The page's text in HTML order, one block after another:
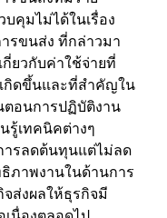
คุมไม่ได้ในเรื่อง
รขนส่ง ที่กล่าวมา
กี่ยวกับค่าใช้จ่ายที่
กิดขึ้นและที่สำคัญใน
อนการปฏิบัติงาน
รู้เทคนิคต่างๆ
ารลดต้นทุนแต่ไม่ลด
ภาพงานในด้านการ
ส่งผลให้ธุรกิจมี